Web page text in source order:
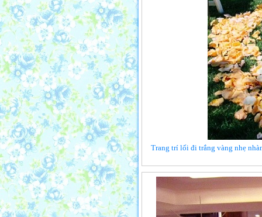
Trang trí lối đi trắng vàng nhẹ